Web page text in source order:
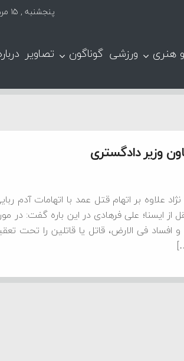
پنجشنبه , ۱۵ مرداد ۱۴۰۵
هنری ورزشی گوناگون تصاویر
وزیر دادگستری
علاوه بر اتهام قتل عمد با اتهامات آدم
ایسنا؛ علی فرهادی در این باره گفت: در
افساد فی الارض، قاتل یا قاتلین را تحت